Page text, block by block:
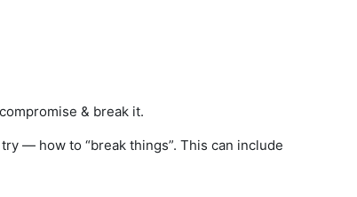
& break it.
— how to “break things”. This can include